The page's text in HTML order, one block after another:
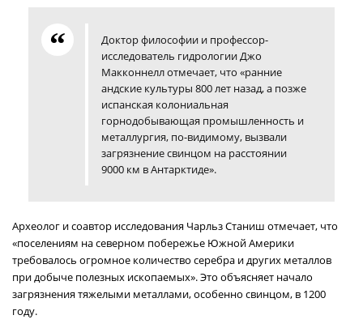
Доктор философии и профессор-
исследователь гидрологии Джо
Макконнелл отмечает, что «ранние
андские культуры 800 лет назад, а позже
испанская колониальная
горнодобывающая промышленность и
металлургия, по-видимому, вызвали
загрязнение свинцом на расстоянии
9000 км в Антарктиде».
Археолог и соавтор исследования Чарльз Станиш отмечает, что
«поселениям на северном побережье Южной Америки
требовалось огромное количество серебра и других металлов
при добыче полезных ископаемых». Это объясняет начало
загрязнения тяжелыми металлами, особенно свинцом, в 1200
году.